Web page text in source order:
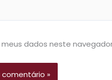
meus dados neste